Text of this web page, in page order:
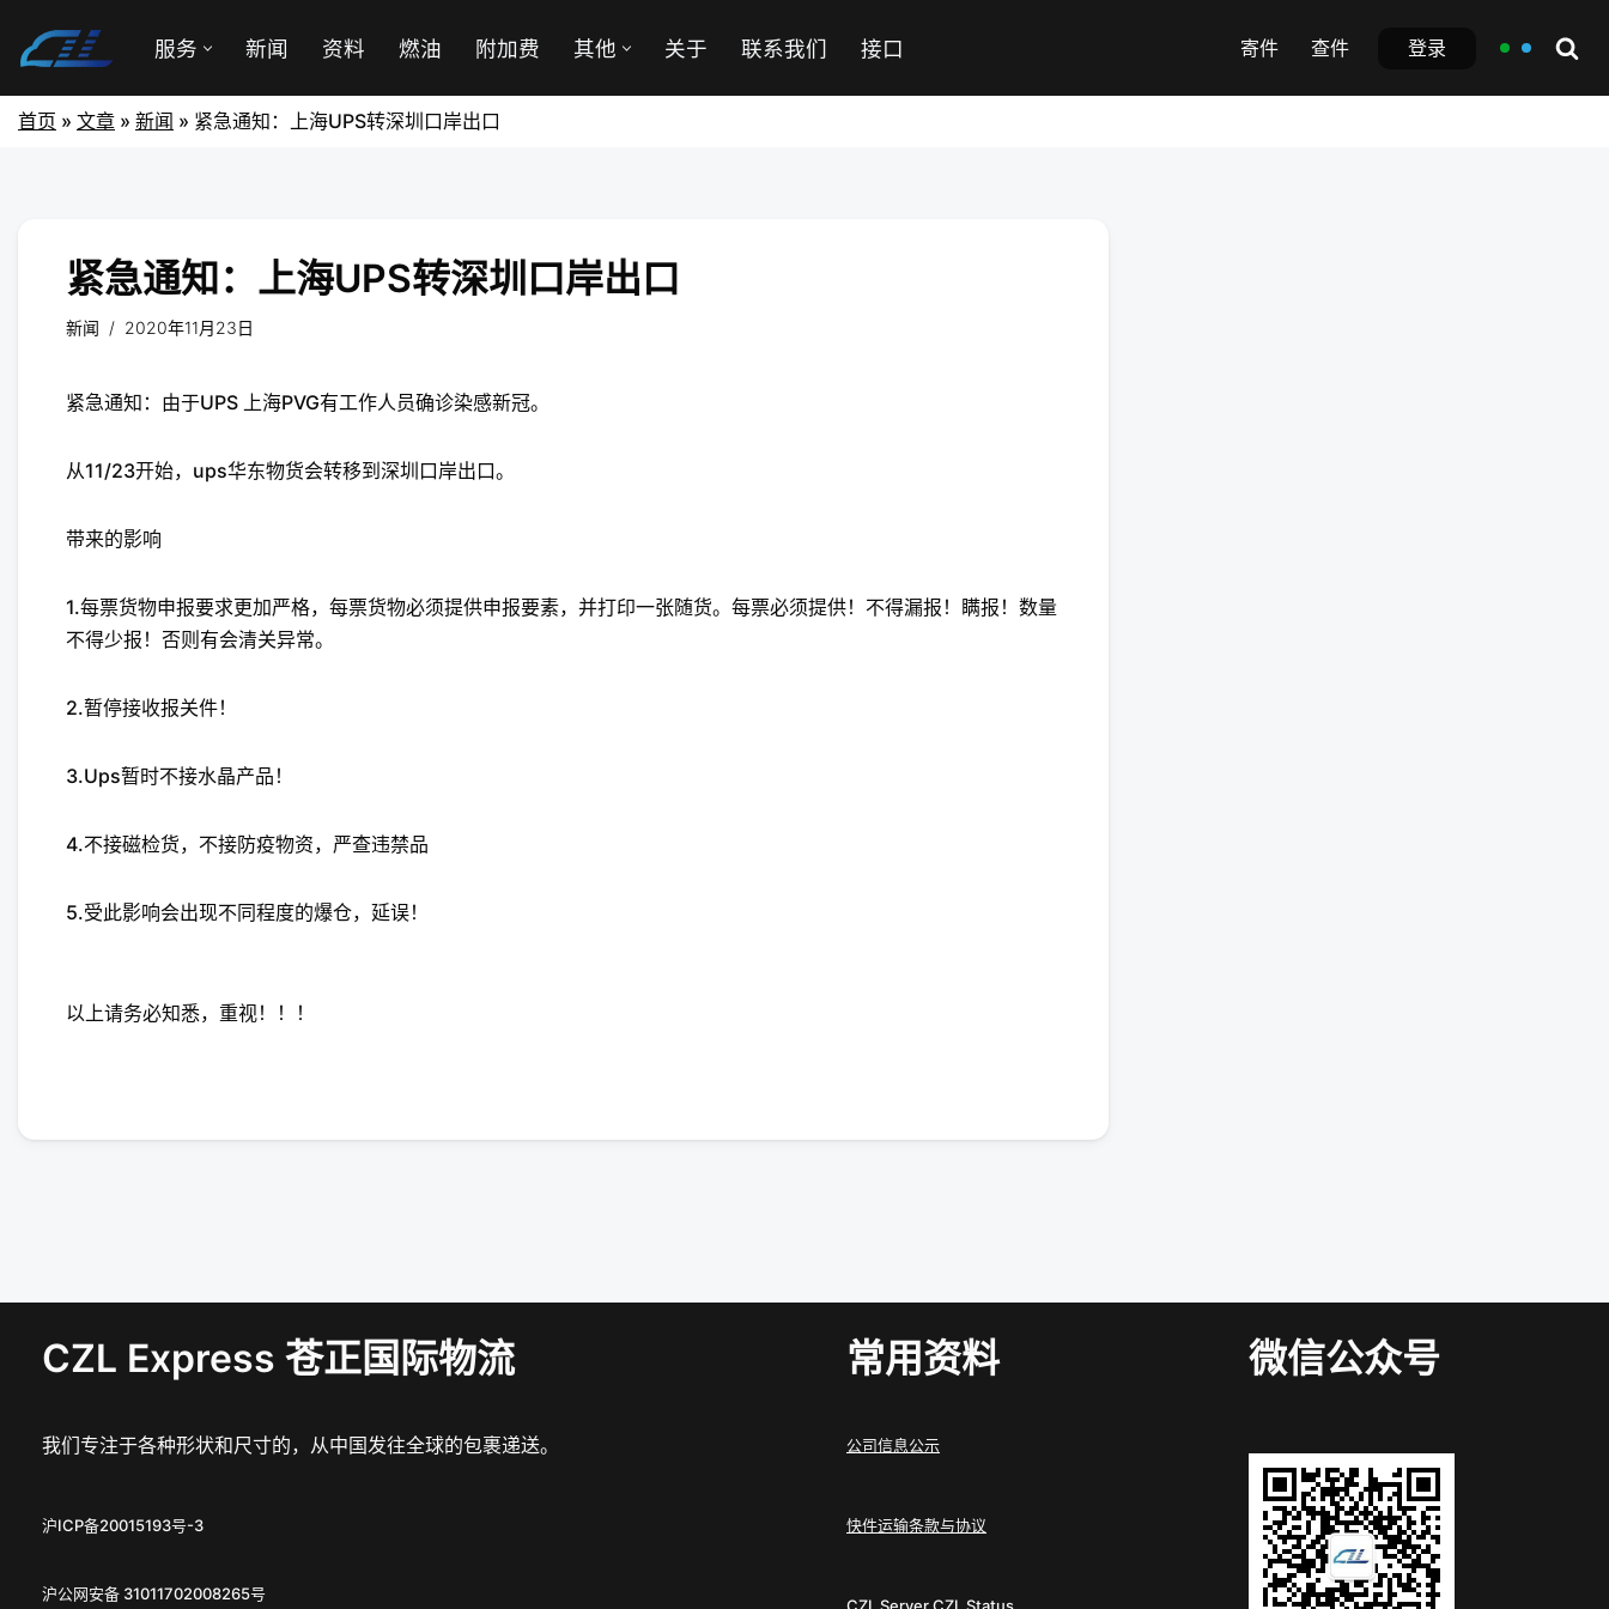
服务 新闻 资料 燃油 附加费 其他 关于 联系我们 接口 寄件 查件 登录
首页 » 文章 » 新闻 » 紧急通知：上海UPS转深圳口岸出口
紧急通知：上海UPS转深圳口岸出口
新闻 2020年11月23日
紧急通知：由于‬‬UPS 上海PVG有工作人员确诊染感‬‬新冠。
从11/23开始，ups华东物货‬‬会转移到深圳口岸出口。
带来的影响
1.每票货物申报要求更加严格，每票货物必须提供申报要素，并打印一张随货。每票必须提供！不得漏报！瞒报！数量
不得少报！否则有会‬‬清关异常。
2.暂停接收报关件！
3.U‬‬ps暂时不接水晶产品！
4.不接磁检货，不接防疫物资，严查违禁品
5.受此影响会出现不同程度的爆仓，延误！
以上请务必知悉，重视！！！
CZL Express 苍正国际物流
我们专注于各种形状和尺寸的，从中国发往全球的包裹递送。
沪ICP备20015193号-3
沪公网安备 31011702008265号
常用资料
公司信息公示
快件运输条款与协议
微信公众号